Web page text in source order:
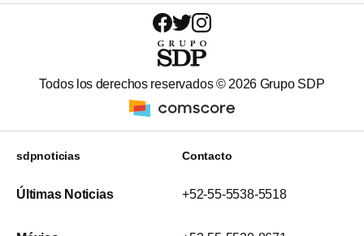
Todos los derechos reservados © 2026 Grupo SDP
sdpnoticias
Últimas Noticias
Contacto
+52-55-5538-5518